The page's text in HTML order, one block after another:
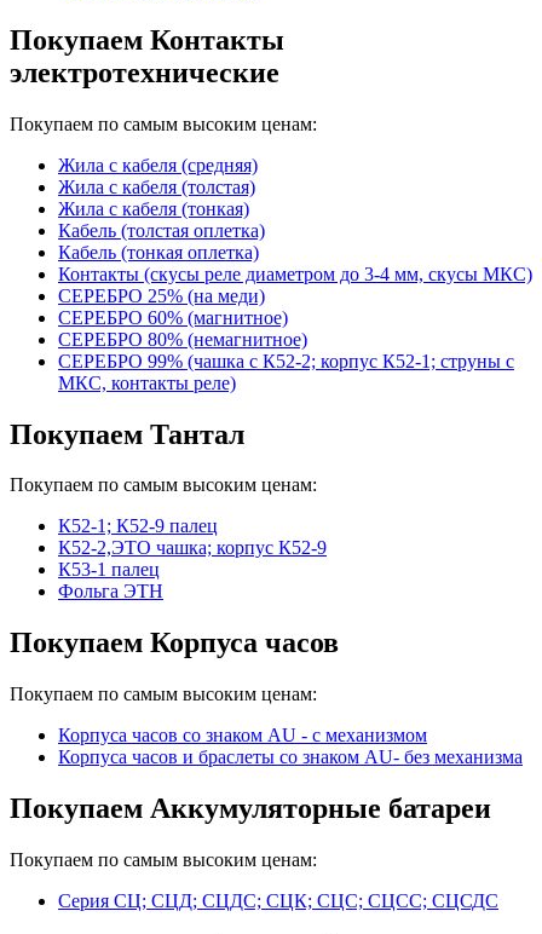
Покупаем Контакты
электротехнические
Покупаем по самым высоким ценам:
Жила с кабеля (средняя)
Жила с кабеля (толстая)
Жила с кабеля (тонкая)
Кабель (толстая оплетка)
Кабель (тонкая оплетка)
Контакты (скусы реле диаметром до 3-4 мм, скусы МКС)
СЕРЕБРО 25% (на меди)
СЕРЕБРО 60% (магнитное)
СЕРЕБРО 80% (немагнитное)
СЕРЕБРО 99% (чашка с К52-2; корпус К52-1; струны с
МКС, контакты реле)
Покупаем Тантал
Покупаем по самым высоким ценам:
К52-1; К52-9 палец
К52-2,ЭТО чашка; корпус К52-9
К53-1 палец
Фольга ЭТН
Покупаем Корпуса часов
Покупаем по самым высоким ценам:
Корпуса часов cо знаком AU - с механизмом
Корпуса часов и браслеты со знаком AU- без механизма
Покупаем Аккумуляторные батареи
Покупаем по самым высоким ценам:
Серия СЦ; СЦД; СЦДС; СЦК; СЦС; СЦСС; СЦСДС